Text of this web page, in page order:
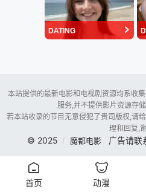
DATING
本站提供的最新电影和电视剧资源均系收
服务,并不提供影片资源存
若本站收录的节目无意侵犯了贵司版权,请
理和回复,谢
© 2025 魔都电影 广告请联
首页 动漫